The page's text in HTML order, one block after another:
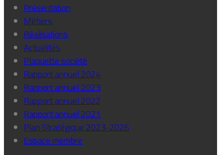
Présentation
Métiers
Réalisations
Actualités
Plaquette société
Rapport annuel 2024
Rapport annuel 2023
Rapport annuel 2022
Rapport annuel 2021
Plan Stratégique 2023-2026
Espace membre